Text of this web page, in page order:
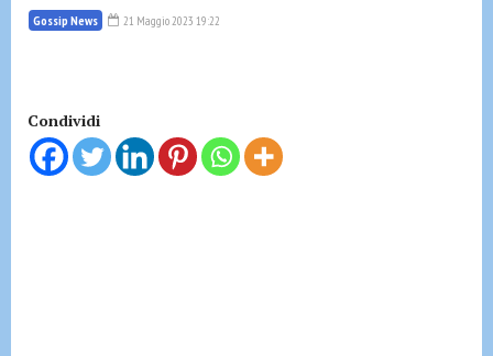
g
o
n
Gossip News 21 Maggio 2023 19:22
Condividi